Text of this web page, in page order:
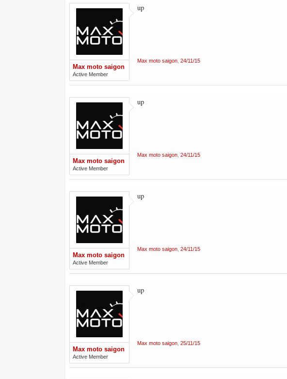
Max moto saigon
Active Member
up
Max moto saigon 24/11/15
Max moto saigon
Active Member
up
Max moto saigon 24/11/15
Max moto saigon
Active Member
up
Max moto saigon 24/11/15
Max moto saigon
Active Member
up
Max moto saigon 25/11/15